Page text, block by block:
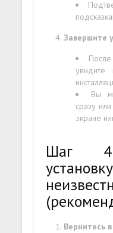
Завершите
Вы
сразу
экране
Шаг 4:
Вернитесь